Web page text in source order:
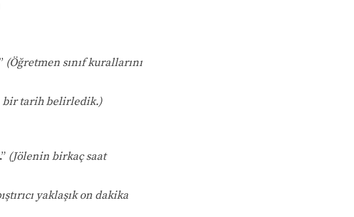
(Öğretmen sınıf kurallarını
bir tarih belirledik.)
(Jölenin birkaç saat
yaklaşık on dakika